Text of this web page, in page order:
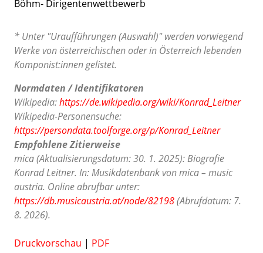
Böhm- Dirigentenwettbewerb
* Unter "Uraufführungen (Auswahl)" werden vorwiegend
Werke von österreichischen oder in Österreich lebenden
Komponist:innen gelistet.
Normdaten / Identifikatoren
Wikipedia:https://de.wikipedia.org/wiki/Konrad_Leitner
Wikipedia-Personensuche:
https://persondata.toolforge.org/p/Konrad_Leitner
Empfohlene Zitierweise
mica (Aktualisierungsdatum: 30. 1. 2025): Biografie
Konrad Leitner. In: Musikdatenbank von mica – music
austria. Online abrufbar unter:
https://db.musicaustria.at/node/82198(Abrufdatum: 7.
8. 2026).
Druckvorschau | PDF